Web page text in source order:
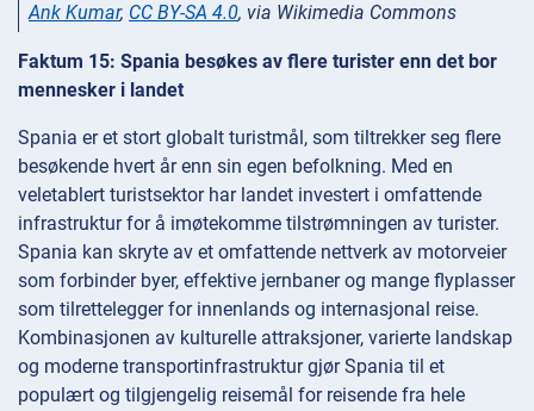
Ank Kumar, CC BY-SA 4.0, via Wikimedia Commons
Faktum 15: Spania besøkes av flere turister enn det bor
mennesker i landet
Spania er et stort globalt turistmål, som tiltrekker seg flere
besøkende hvert år enn sin egen befolkning. Med en
veletablert turistsektor har landet investert i omfattende
infrastruktur for å imøtekomme tilstrømningen av turister.
Spania kan skryte av et omfattende nettverk av motorveier
som forbinder byer, effektive jernbaner og mange flyplasser
som tilrettelegger for innenlands og internasjonal reise.
Kombinasjonen av kulturelle attraksjoner, varierte landskap
og moderne transportinfrastruktur gjør Spania til et
populært og tilgjengelig reisemål for reisende fra hele